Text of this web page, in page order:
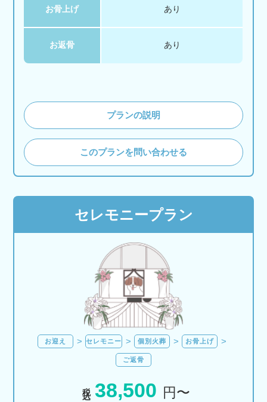
お骨上げ あり
お返骨 あり
プランの説明
このプランを問い合わせる
セレモニープラン
お迎え セレモニー 個別火葬 お骨上げ
ご返骨
38,500 円〜